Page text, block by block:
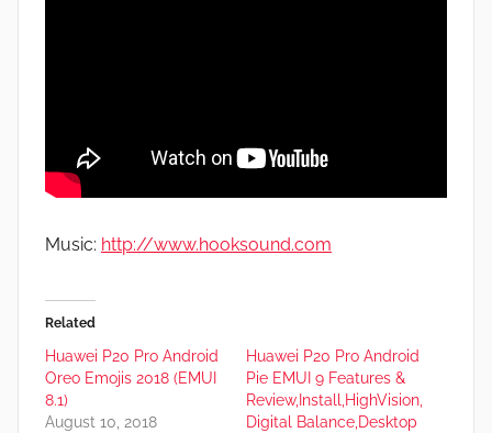
Music: http://www.hooksound.com
Related
Huawei P20 Pro Android
Oreo Emojis 2018 (EMUI
8.1)
August 10, 2018
Huawei P20 Pro Android
Pie EMUI 9 Features &
Review,Install,HighVision,
Digital Balance,Desktop